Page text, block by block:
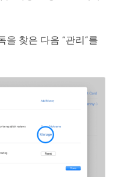
을 찾은 다음 “관리”를